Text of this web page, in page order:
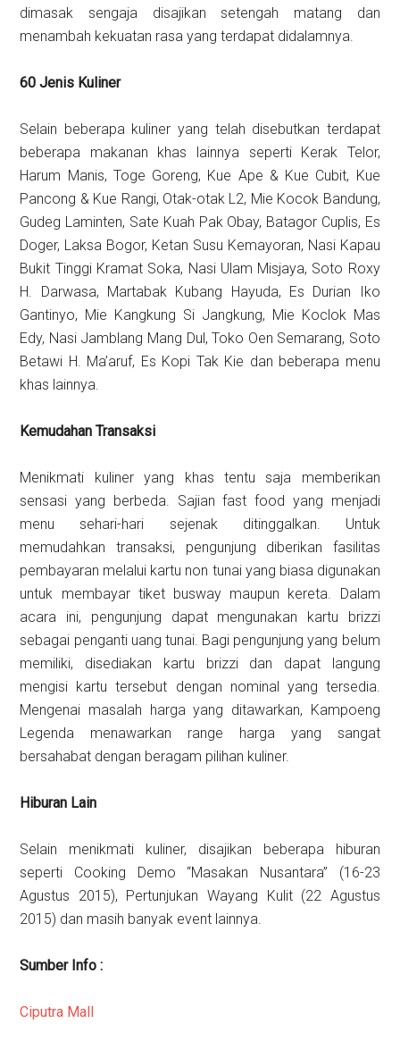
dimasak sengaja disajikan setengah matang dan
menambah kekuatan rasa yang terdapat didalamnya.
60 Jenis Kuliner
Selain beberapa kuliner yang telah disebutkan terdapat
beberapa makanan khas lainnya seperti Kerak Telor,
Harum Manis, Toge Goreng, Kue Ape & Kue Cubit, Kue
Pancong & Kue Rangi, Otak-otak L2, Mie Kocok Bandung,
Gudeg Laminten, Sate Kuah Pak Obay, Batagor Cuplis, Es
Doger, Laksa Bogor, Ketan Susu Kemayoran, Nasi Kapau
Bukit Tinggi Kramat Soka, Nasi Ulam Misjaya, Soto Roxy
H. Darwasa, Martabak Kubang Hayuda, Es Durian Iko
Gantinyo, Mie Kangkung Si Jangkung, Mie Koclok Mas
Edy, Nasi Jamblang Mang Dul, Toko Oen Semarang, Soto
Betawi H. Ma’aruf, Es Kopi Tak Kie dan beberapa menu
khas lainnya.
Kemudahan Transaksi
Menikmati kuliner yang khas tentu saja memberikan
sensasi yang berbeda. Sajian fast food yang menjadi
menu sehari-hari sejenak ditinggalkan. Untuk
memudahkan transaksi, pengunjung diberikan fasilitas
pembayaran melalui kartu non tunai yang biasa digunakan
untuk membayar tiket busway maupun kereta. Dalam
acara ini, pengunjung dapat mengunakan kartu brizzi
sebagai penganti uang tunai. Bagi pengunjung yang belum
memiliki, disediakan kartu brizzi dan dapat langung
mengisi kartu tersebut dengan nominal yang tersedia.
Mengenai masalah harga yang ditawarkan, Kampoeng
Legenda menawarkan range harga yang sangat
bersahabat dengan beragam pilihan kuliner.
Hiburan Lain
Selain menikmati kuliner, disajikan beberapa hiburan
seperti Cooking Demo “Masakan Nusantara” (16-23
Agustus 2015), Pertunjukan Wayang Kulit (22 Agustus
2015) dan masih banyak event lainnya.
Sumber Info :
Ciputra Mall